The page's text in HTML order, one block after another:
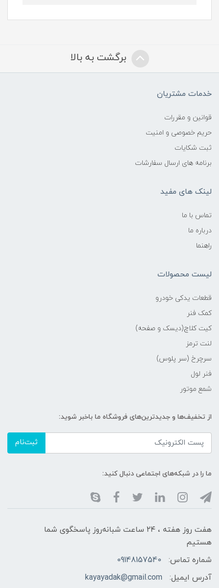
برگشت به بالا
خدمات مشتریان
قوانین و مقررات
حریم خصوصی و امنیت
ثبت شکایات
برنامه های ارسال سفارشات
لینک های مفید
تماس با ما
درباره ما
راهنما
لیست محصولات
قطعات یدکی خودرو
کمک فنر
کیت کلاچ(دیسک و صفحه)
لنت ترمز
سرچرخ (سر پلوس)
فنر لول
شمع موتور
از تخفیف‌ها و جدیدترین‌های فروشگاه ما باخبر شوید:
ثبت‌نام
ما را در شبکه‌های اجتماعی دنبال کنید:
هفت روز هفته ، ۲۴ ساعت شبانه‌روز پاسخگوی شما
هستیم
شماره تماس:
09148157540
آدرس ایمیل:
kayayadak@gmail.com